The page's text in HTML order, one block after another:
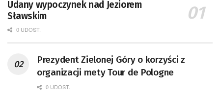
Udany wypoczynek nad Jeziorem
Sławskim
0 UDOST.
Prezydent Zielonej Góry o korzyści z
organizacji mety Tour de Pologne
0 UDOST.